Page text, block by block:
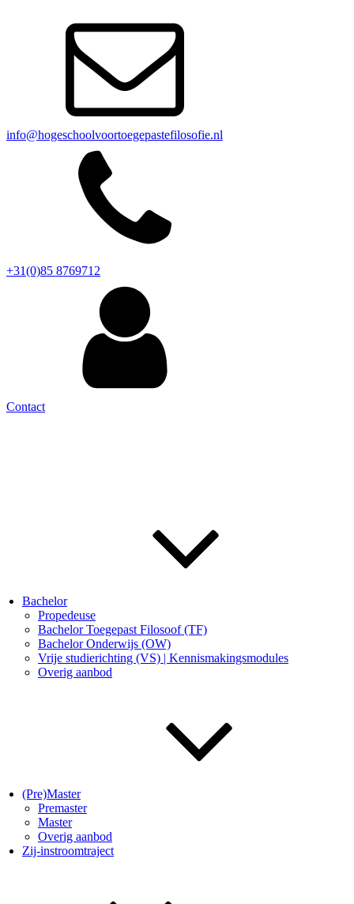
info@hogeschoolvoortoegepastefilosofie.nl
+31(0)85 8769712
Contact
Bachelor
Propedeuse
Bachelor Toegepast Filosoof (TF)
Bachelor Onderwijs (OW)
Vrije studierichting (VS) | Kennismakingsmodules
Overig aanbod
(Pre)Master
Premaster
Master
Overig aanbod
Zij-instroomtraject